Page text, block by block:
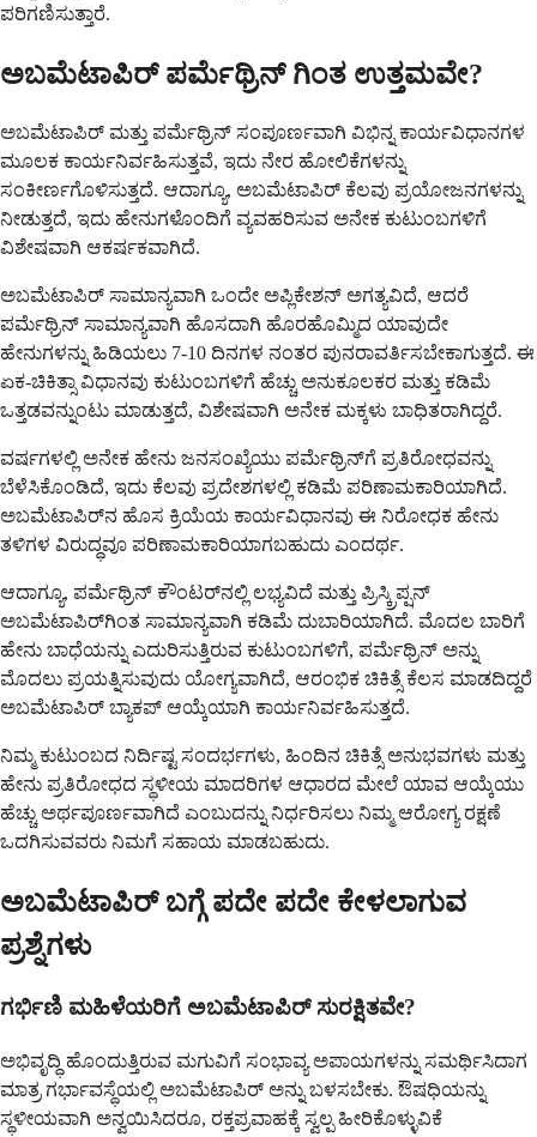
ಪರಿಗಣಿಸುತ್ತಾರೆ.
ಅಬಮೆಟಾಪಿರ್ ಪರ್ಮೆಥ್ರಿನ್ ಗಿಂತ ಉತ್ತಮವೇ?
ಅಬಮೆಟಾಪಿರ್ ಮತ್ತು ಪರ್ಮೆಥ್ರಿನ್ ಸಂಪೂರ್ಣವಾಗಿ ವಿಭಿನ್ನ ಕಾರ್ಯವಿಧಾನಗಳ
ಮೂಲಕ ಕಾರ್ಯನಿರ್ವಹಿಸುತ್ತವೆ, ಇದು ನೇರ ಹೋಲಿಕೆಗಳನ್ನು
ಸಂಕೀರ್ಣಗೊಳಿಸುತ್ತದೆ. ಆದಾಗ್ಯೂ, ಅಬಮೆಟಾಪಿರ್ ಕೆಲವು ಪ್ರಯೋಜನಗಳನ್ನು
ನೀಡುತ್ತದೆ, ಇದು ಹೇನುಗಳೊಂದಿಗೆ ವ್ಯವಹರಿಸುವ ಅನೇಕ ಕುಟುಂಬಗಳಿಗೆ
ವಿಶೇಷವಾಗಿ ಆಕರ್ಷಕವಾಗಿದೆ.
ಅಬಮೆಟಾಪಿರ್ ಸಾಮಾನ್ಯವಾಗಿ ಒಂದೇ ಅಪ್ಲಿಕೇಶನ್ ಅಗತ್ಯವಿದೆ, ಆದರೆ
ಪರ್ಮೆಥ್ರಿನ್ ಸಾಮಾನ್ಯವಾಗಿ ಹೊಸದಾಗಿ ಹೊರಹೊಮ್ಮಿದ ಯಾವುದೇ
ಹೇನುಗಳನ್ನು ಹಿಡಿಯಲು 7-10 ದಿನಗಳ ನಂತರ ಪುನರಾವರ್ತಿಸಬೇಕಾಗುತ್ತದೆ. ಈ
ಏಕ-ಚಿಕಿತ್ಸಾ ವಿಧಾನವು ಕುಟುಂಬಗಳಿಗೆ ಹೆಚ್ಚು ಅನುಕೂಲಕರ ಮತ್ತು ಕಡಿಮೆ
ಒತ್ತಡವನ್ನುಂಟು ಮಾಡುತ್ತದೆ, ವಿಶೇಷವಾಗಿ ಅನೇಕ ಮಕ್ಕಳು ಬಾಧಿತರಾಗಿದ್ದರೆ.
ವರ್ಷಗಳಲ್ಲಿ ಅನೇಕ ಹೇನು ಜನಸಂಖ್ಯೆಯು ಪರ್ಮೆಥ್ರಿನ್‌ಗೆ ಪ್ರತಿರೋಧವನ್ನು
ಬೆಳೆಸಿಕೊಂಡಿದೆ, ಇದು ಕೆಲವು ಪ್ರದೇಶಗಳಲ್ಲಿ ಕಡಿಮೆ ಪರಿಣಾಮಕಾರಿಯಾಗಿದೆ.
ಅಬಮೆಟಾಪಿರ್‌ನ ಹೊಸ ಕ್ರಿಯೆಯ ಕಾರ್ಯವಿಧಾನವು ಈ ನಿರೋಧಕ ಹೇನು
ತಳಿಗಳ ವಿರುದ್ಧವೂ ಪರಿಣಾಮಕಾರಿಯಾಗಬಹುದು ಎಂದರ್ಥ.
ಆದಾಗ್ಯೂ, ಪರ್ಮೆಥ್ರಿನ್ ಕೌಂಟರ್‌ನಲ್ಲಿ ಲಭ್ಯವಿದೆ ಮತ್ತು ಪ್ರಿಸ್ಕ್ರಿಪ್ಷನ್
ಅಬಮೆಟಾಪಿರ್‌ಗಿಂತ ಸಾಮಾನ್ಯವಾಗಿ ಕಡಿಮೆ ದುಬಾರಿಯಾಗಿದೆ. ಮೊದಲ ಬಾರಿಗೆ
ಹೇನು ಬಾಧೆಯನ್ನು ಎದುರಿಸುತ್ತಿರುವ ಕುಟುಂಬಗಳಿಗೆ, ಪರ್ಮೆಥ್ರಿನ್ ಅನ್ನು
ಮೊದಲು ಪ್ರಯತ್ನಿಸುವುದು ಯೋಗ್ಯವಾಗಿದೆ, ಆರಂಭಿಕ ಚಿಕಿತ್ಸೆ ಕೆಲಸ ಮಾಡದಿದ್ದರೆ
ಅಬಮೆಟಾಪಿರ್ ಬ್ಯಾಕಪ್ ಆಯ್ಕೆಯಾಗಿ ಕಾರ್ಯನಿರ್ವಹಿಸುತ್ತದೆ.
ನಿಮ್ಮ ಕುಟುಂಬದ ನಿರ್ದಿಷ್ಟ ಸಂದರ್ಭಗಳು, ಹಿಂದಿನ ಚಿಕಿತ್ಸೆ ಅನುಭವಗಳು ಮತ್ತು
ಹೇನು ಪ್ರತಿರೋಧದ ಸ್ಥಳೀಯ ಮಾದರಿಗಳ ಆಧಾರದ ಮೇಲೆ ಯಾವ ಆಯ್ಕೆಯು
ಹೆಚ್ಚು ಅರ್ಥಪೂರ್ಣವಾಗಿದೆ ಎಂಬುದನ್ನು ನಿರ್ಧರಿಸಲು ನಿಮ್ಮ ಆರೋಗ್ಯ ರಕ್ಷಣೆ
ಒದಗಿಸುವವರು ನಿಮಗೆ ಸಹಾಯ ಮಾಡಬಹುದು.
ಅಬಮೆಟಾಪಿರ್ ಬಗ್ಗೆ ಪದೇ ಪದೇ ಕೇಳಲಾಗುವ
ಪ್ರಶ್ನೆಗಳು
ಗರ್ಭಿಣಿ ಮಹಿಳೆಯರಿಗೆ ಅಬಮೆಟಾಪಿರ್ ಸುರಕ್ಷಿತವೇ?
ಅಭಿವೃದ್ಧಿ ಹೊಂದುತ್ತಿರುವ ಮಗುವಿಗೆ ಸಂಭಾವ್ಯ ಅಪಾಯಗಳನ್ನು ಸಮರ್ಥಿಸಿದಾಗ
ಮಾತ್ರ ಗರ್ಭಾವಸ್ಥೆಯಲ್ಲಿ ಅಬಮೆಟಾಪಿರ್ ಅನ್ನು ಬಳಸಬೇಕು. ಔಷಧಿಯನ್ನು
ಸ್ಥಳೀಯವಾಗಿ ಅನ್ವಯಿಸಿದರೂ, ರಕ್ತಪ್ರವಾಹಕ್ಕೆ ಸ್ವಲ್ಪ ಹೀರಿಕೊಳ್ಳುವಿಕೆ